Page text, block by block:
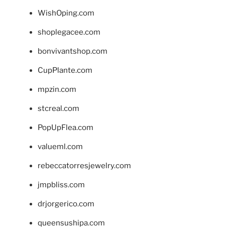
WishOping.com
shoplegacee.com
bonvivantshop.com
CupPlante.com
mpzin.com
stcreal.com
PopUpFlea.com
valueml.com
rebeccatorresjewelry.com
jmpbliss.com
drjorgerico.com
queensushipa.com